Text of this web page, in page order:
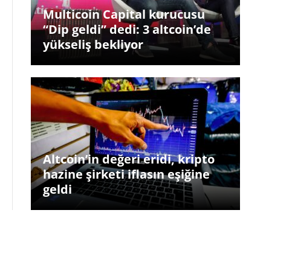
Multicoin Capital kurucusu
“Dip geldi” dedi: 3 altcoin’de
yükseliş bekliyor
Altcoin’in değeri eridi, kripto
hazine şirketi iflasın eşiğine
geldi